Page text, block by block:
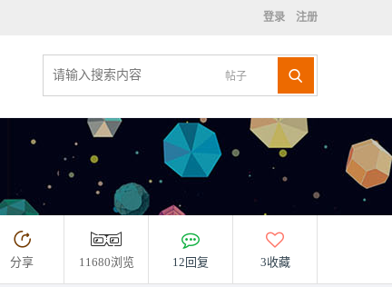
登录 注册
帖子
分享 11680浏览 12回复 3收藏